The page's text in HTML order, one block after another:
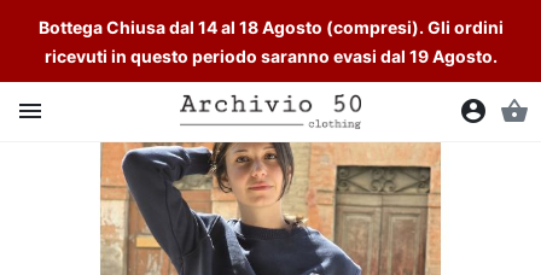
Bottega Chiusa dal 14 al 18 Agosto (compresi). Gli ordini
ricevuti in questo periodo saranno evasi dal 19 Agosto.
 account_circle shopping_basket